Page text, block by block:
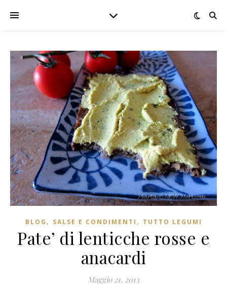
BLOG , SALSE E CONDIMENTI , TUTTO LEGUMI
Pate’ di lenticche rosse e
anacardi
Maggio 21, 2013